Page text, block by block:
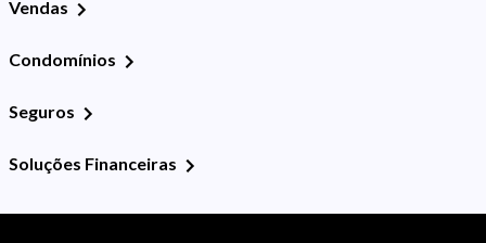
Vendas
Condomínios
Seguros
Soluções Financeiras